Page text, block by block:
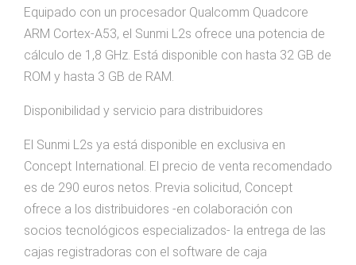
Equipado con un procesador Qualcomm Quadcore
ARM Cortex-A53, el Sunmi L2s ofrece una potencia de
cálculo de 1,8 GHz. Está disponible con hasta 32 GB de
ROM y hasta 3 GB de RAM.
Disponibilidad y servicio para distribuidores
El Sunmi L2s ya está disponible en exclusiva en
Concept International. El precio de venta recomendado
es de 290 euros netos. Previa solicitud, Concept
ofrece a los distribuidores -en colaboración con
socios tecnológicos especializados- la entrega de las
cajas registradoras con el software de caja